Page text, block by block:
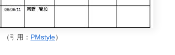
（引用： PMstyle）